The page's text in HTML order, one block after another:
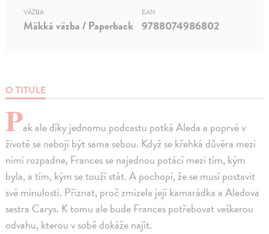
O TITULE
Pak ale díky jednomu podcastu potká Aleda a poprvé v
životě se nebojí být sama sebou. Když se křehká důvěra mezi
nimi rozpadne, Frances se najednou potácí mezi tím, kým
byla, a tím, kým se touží stát. A pochopí, že se musí postavit
své minulosti. Přiznat, proč zmizela její kamarádka a Aledova
sestra Carys. K tomu ale bude Frances potřebovat veškerou
odvahu, kterou v sobě dokáže najít.
VÄZBA
Mäkká väzba / Paperback
EAN
9788074986802